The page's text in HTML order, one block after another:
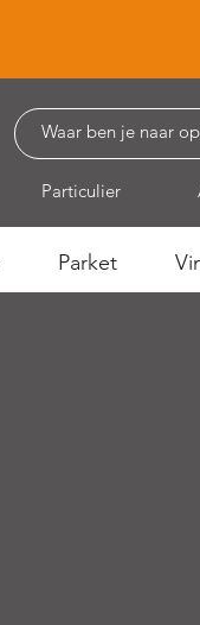
Particulier
Parket